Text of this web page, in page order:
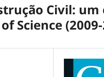
Civil:
Science